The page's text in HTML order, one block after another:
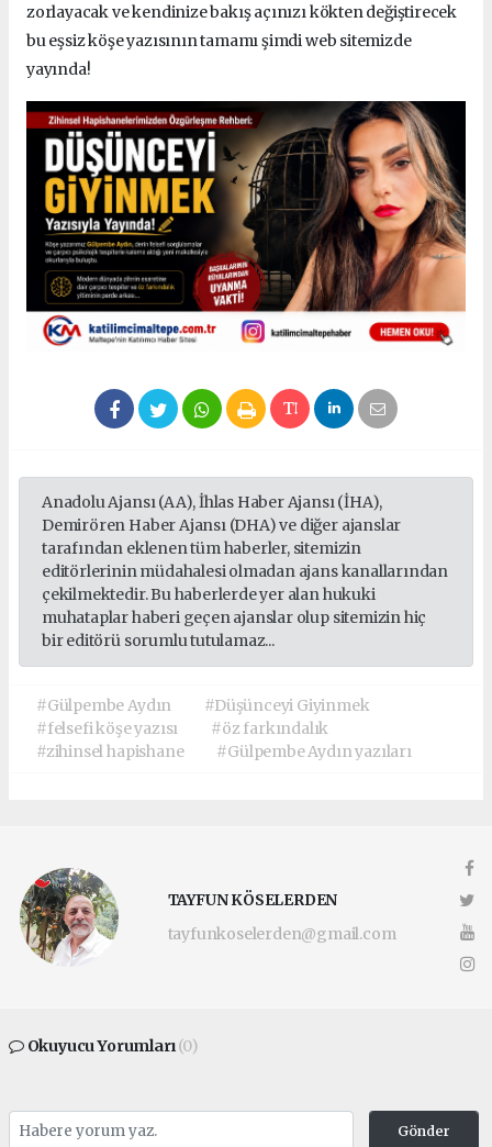
zorlayacak ve kendinize bakış açınızı kökten değiştirecek
bu eşsiz köşe yazısının tamamı şimdi web sitemizde
yayında!
Anadolu Ajansı (AA), İhlas Haber Ajansı (İHA),
Demirören Haber Ajansı (DHA) ve diğer ajanslar
tarafından eklenen tüm haberler, sitemizin
editörlerinin müdahalesi olmadan ajans kanallarından
çekilmektedir. Bu haberlerde yer alan hukuki
muhataplar haberi geçen ajanslar olup sitemizin hiç
bir editörü sorumlu tutulamaz...
#Gülpembe Aydın
#Düşünceyi Giyinmek
#felsefi köşe yazısı
#öz farkındalık
#zihinsel hapishane
#Gülpembe Aydın yazıları
TAYFUN KÖSELERDEN
tayfunkoselerden@gmail.com
Okuyucu Yorumları(0)
Gönder